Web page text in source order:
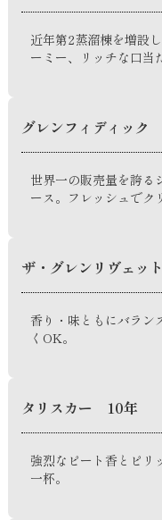
近年第2蒸溜棟を増設
ーミー、リッチな口当
グレンフィディック
世界一の販売量を誇る
ース。フレッシュでク
ザ・グレンリヴェッ
香り・味ともにバラン
くOK。
タリスカー 10年
強烈なピート香とピリ
一杯。